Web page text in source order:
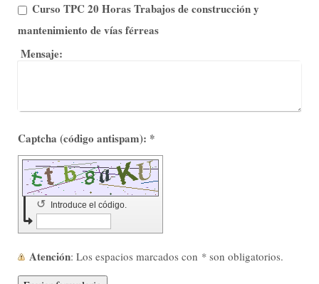
Curso TPC 20 Horas Trabajos de construcción y
mantenimiento de vías férreas
Mensaje:
Captcha (código antispam): *
Introduce el código.
↺
Atención : Los espacios marcados con * son obligatorios.